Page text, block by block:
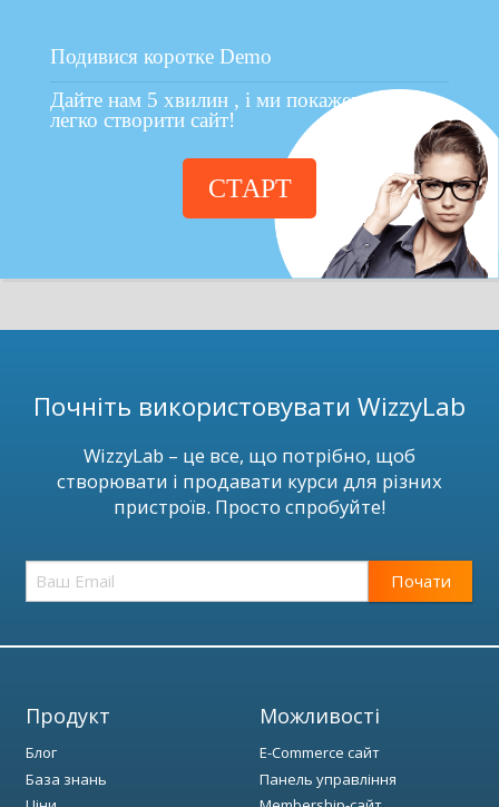
Подивися коротке Demo
Дайте нам 5 хвилин , і ми покажемо Вам як
легко створити сайт!
СТАРТ
Почніть використовувати WizzyLab
WizzyLab – це все, що потрібно, щоб
створювати і продавати курси для різних
пристроїв. Просто спробуйте!
Почати
Продукт
Блог
База знань
Можливості
E-Commerce сайт
Панель управління